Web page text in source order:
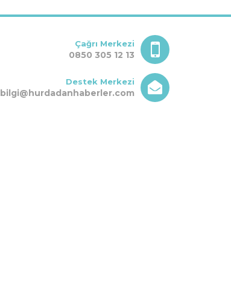
Çağrı Merkezi
0850 305 12 13
Destek Merkezi
bilgi@hurdadanhaberler.com